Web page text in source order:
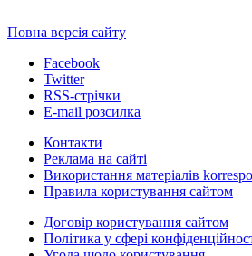
Повна версія сайту
Facebook
Twitter
RSS-стрічки
E-mail розсилка
Контакти
Реклама на сайті
Використання матеріалів
Правила користування сайтом
Договір користування сайтом
Політика у сфері